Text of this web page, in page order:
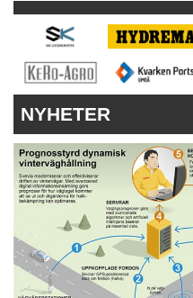
KONTAKT
VÅRA ANDRA MAGASIN
PRENUMERERA
NYHETER